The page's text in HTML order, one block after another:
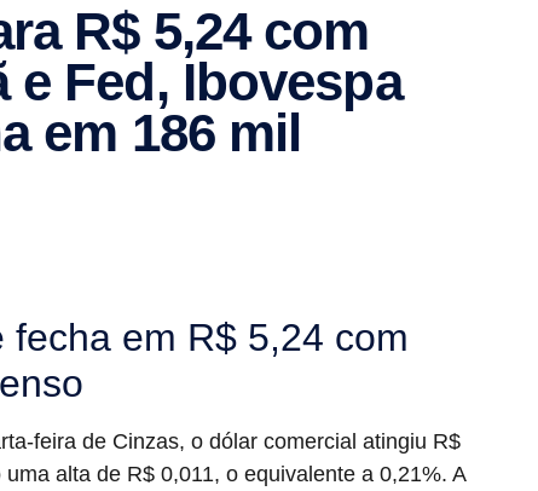
R$ 5,24 com
e Fed, Ibovespa
em 186 mil
em R$ 5,24 com
feira de Cinzas, o dólar comercial atingiu R$
alta de R$ 0,011, o equivalente a 0,21%. A